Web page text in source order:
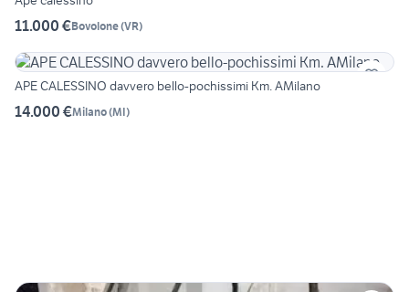
11.000 €Bovolone(VR)
APE CALESSINO davvero bello-pochissimi Km. AMilano
14.000 €Milano(MI)